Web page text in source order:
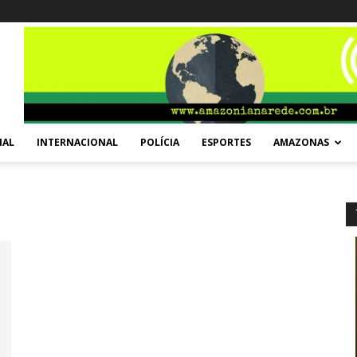
INTERNACIONAL POLÍCIA ESPORTES AMAZONAS